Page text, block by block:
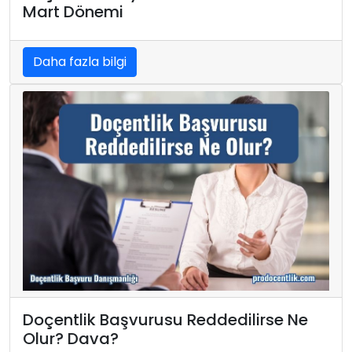
Mart Dönemi
Daha fazla bilgi
Doçentlik Başvurusu Reddedilirse Ne
Olur? Dava?